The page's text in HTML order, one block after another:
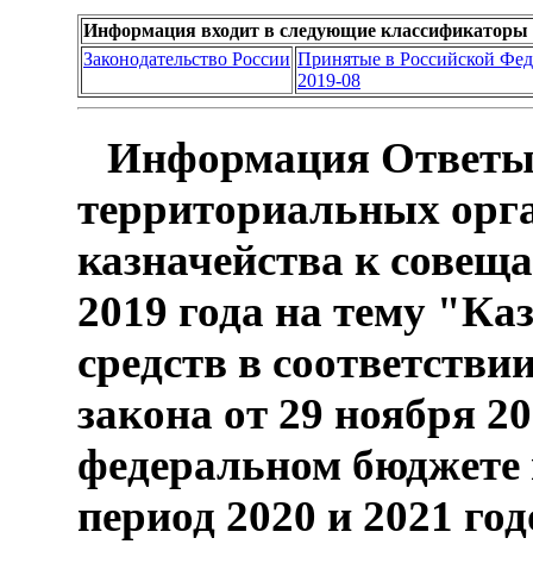
Информация входит в следующие классификаторы
Законодательство России Принятые в Российской
2019-08
Информация Ответы
территориальных
казначейства к
2019 года на тему
средств в
закона от 29 ноября
федеральном
период 2020 и 2021